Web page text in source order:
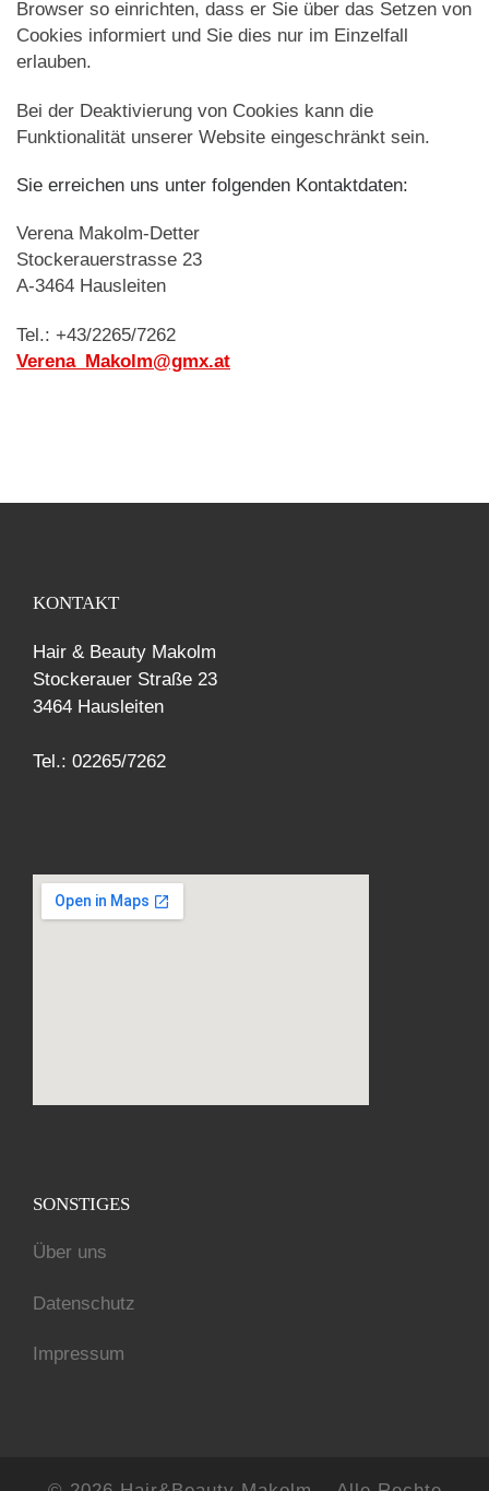
Browser so einrichten, dass er Sie über das Setzen von
Cookies informiert und Sie dies nur im Einzelfall
erlauben.
Bei der Deaktivierung von Cookies kann die
Funktionalität unserer Website eingeschränkt sein.
Sie erreichen uns unter folgenden Kontaktdaten:
Verena Makolm-Detter
Stockerauerstrasse 23
A-3464 Hausleiten
Tel.: +43/2265/7262
Verena_Makolm@gmx.at
KONTAKT
Hair & Beauty Makolm
Stockerauer Straße 23
3464 Hausleiten
Tel.: 02265/7262
SONSTIGES
Über uns
Datenschutz
Impressum